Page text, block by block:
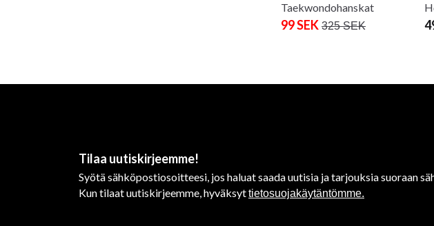
Taekwondohanskat
99 SEK 325 SEK
Tilaa uutiskirjeemme!
Syötä sähköpostiosoitteesi, jos haluat saada uutisia ja tarjouksia suoraan
Kun tilaat uutiskirjeemme, hyväksyttietosuojakäytäntömme.